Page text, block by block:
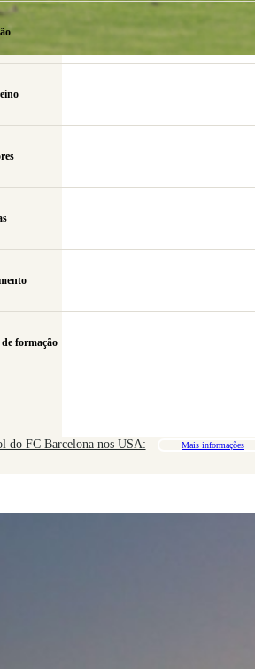
formação
do FC Barcelona nos USA: Mais informações